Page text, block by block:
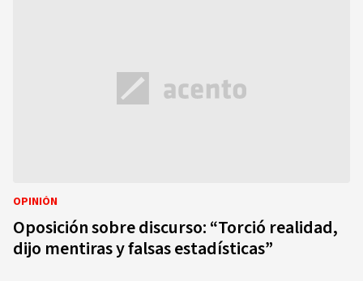
OPINIÓN
Oposición sobre discurso: “Torció realidad,
dijo mentiras y falsas estadísticas”